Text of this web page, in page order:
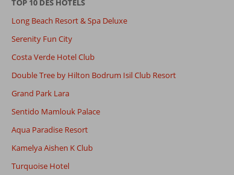
TOP 10 DES HOTELS
Long Beach Resort & Spa Deluxe
Serenity Fun City
Costa Verde Hotel Club
Double Tree by Hilton Bodrum Isil Club Resort
Grand Park Lara
Sentido Mamlouk Palace
Aqua Paradise Resort
Kamelya Aishen K Club
Turquoise Hotel